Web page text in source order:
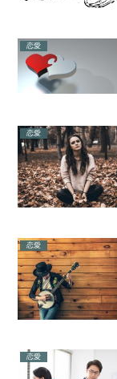
恋愛
恋愛
恋愛
恋愛